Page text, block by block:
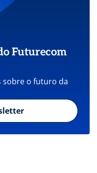
Futurecom
sobre o futuro da